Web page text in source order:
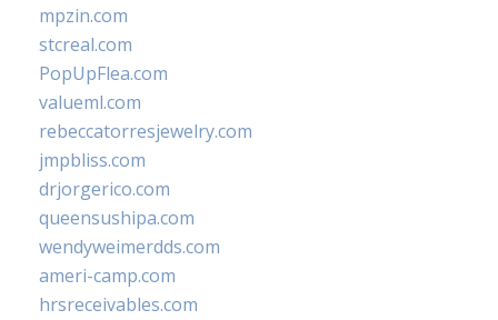
mpzin.com
stcreal.com
PopUpFlea.com
valueml.com
rebeccatorresjewelry.com
jmpbliss.com
drjorgerico.com
queensushipa.com
wendyweimerdds.com
ameri-camp.com
hrsreceivables.com